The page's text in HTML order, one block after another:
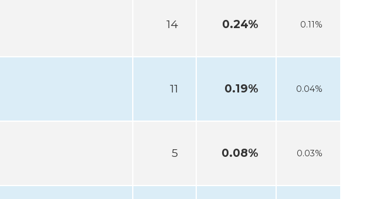
14 0.24% 0.11%
11 0.19% 0.04%
5 0.08% 0.03%